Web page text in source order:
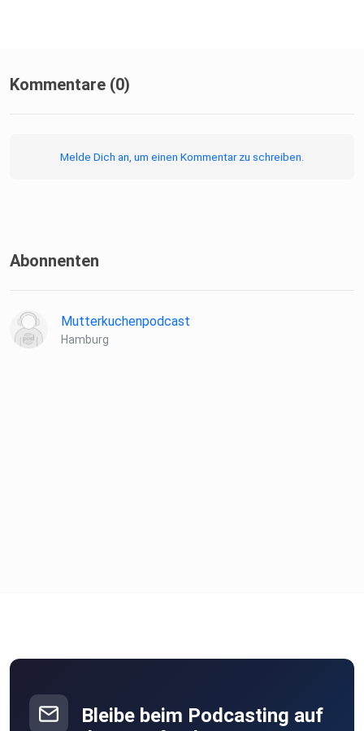
Kommentare (0)
Melde Dich an, um einen Kommentar zu schreiben.
Abonnenten
Mutterkuchenpodcast
Hamburg
Bleibe beim Podcasting auf